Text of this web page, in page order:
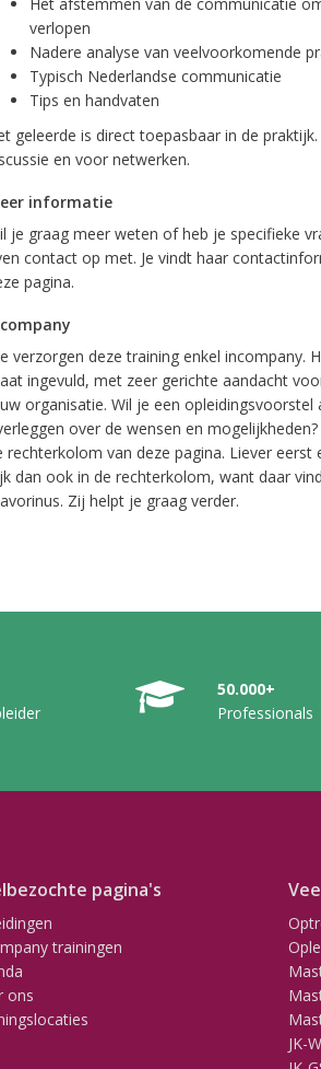
verlopen
Nadere analyse van veelvoorkomende
Typisch Nederlandse communicatie
Tips en handvaten
geleerde is direct toepasbaar in de
en voor netwerken.
informatie
je graag meer weten of heb je specifieke
contact op met. Je vindt haar
pagina.
verzorgen deze training enkel incompany.
ingevuld, met zeer gerichte aandacht
organisatie. Wil je een
over de wensen en
rechterkolom van deze pagina. Liever
dan ook in de rechterkolom, want daar
Zij helpt je graag verder.
50.000+
Professionals
pagina's
trainingen
ons
JK-